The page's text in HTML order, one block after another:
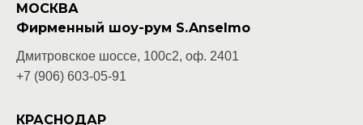
МОСКВА
Фирменный шоу-рум S.Anselmo
Дмитровское шоссе, 100с2, оф. 2401
+7 (906) 603-05-91
КРАСНОДАР